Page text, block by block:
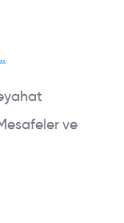
ve